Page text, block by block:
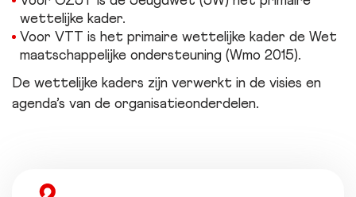
wettelijke kader.
Voor VTT is het primaire wettelijke kader de Wet
maatschappelijke ondersteuning (Wmo 2015).
De wettelijke kaders zijn verwerkt in de visies en
agenda’s van de organisatieonderdelen.